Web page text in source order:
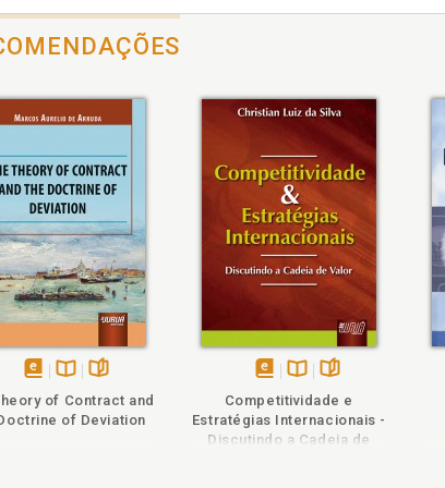
em
na
of Contract and
of Deviation
em
eBook
na
B.V.
Competitividade e
Estratégias Internacionais -
Discutindo a Cadeia de
Folheie